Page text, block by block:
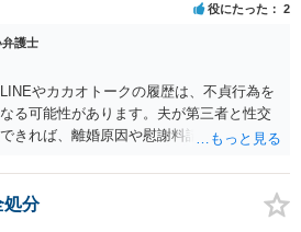
役にたった 2
護士
やカカオトークの履歴は、不貞行為を
る可能性があります。夫が第三者と性交
きれば、離婚原因や慰謝料請求を検討す
あれば、その期間や回数が分かる資料は
をお勧めいたします。 他方、「夫に不貞
らえる」「当然に親権を取得できる」と
処分